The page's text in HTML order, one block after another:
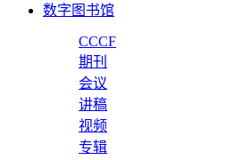
数字图书馆
CCCF
期刊
会议
讲稿
视频
专辑